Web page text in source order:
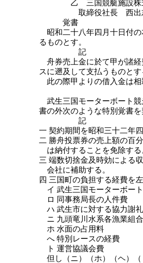
乙 三国競艇施設株
取締役社長 西出
覚書
昭和二十八年四月十日付の
るものとす。
記
舟券売上金に於て甲が諸経
スに遡及して支払うものとす
此の際甲よりの借入金は相
武生三国モーターボート競
書の外次のような特別覚書を
記
一 契約期間を昭和三十二年
二 勝舟投票券の売上額の百
は納付することを免除する
三 端数切捨金及時効による
会社に補助する。
四 三国町の負担する経費を
イ 武生三国モーターボー
ロ 同事務局長の人件費
ハ 武生市に対する協力謝
ニ 九頭竜川水系各漁業組
ホ 水面の占用料
へ 特別レースの経費
ト 運営協議会費
但し（ニ）（ホ）（ヘ）